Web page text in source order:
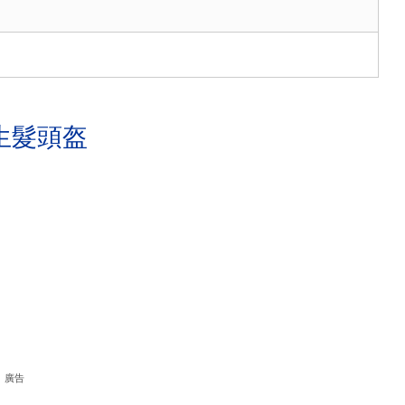
髮頭盔
廣告